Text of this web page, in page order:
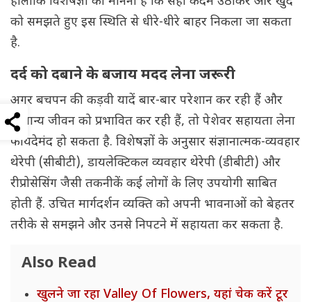
को समझते हुए इस स्थिति से धीरे-धीरे बाहर निकला जा सकता
है.
दर्द को दबाने के बजाय मदद लेना जरूरी
अगर बचपन की कड़वी यादें बार-बार परेशान कर रही हैं और
सामान्य जीवन को प्रभावित कर रही हैं, तो पेशेवर सहायता लेना
फायदेमंद हो सकता है. विशेषज्ञों के अनुसार संज्ञानात्मक-व्यवहार
थेरेपी (सीबीटी), डायलेक्टिकल व्यवहार थेरेपी (डीबीटी) और
रीप्रोसेसिंग जैसी तकनीकें कई लोगों के लिए उपयोगी साबित
होती हैं. उचित मार्गदर्शन व्यक्ति को अपनी भावनाओं को बेहतर
तरीके से समझने और उनसे निपटने में सहायता कर सकता है.
Also Read
खुलने जा रहा Valley Of Flowers, यहां चेक करें टूर